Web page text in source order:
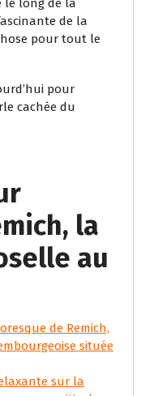
le long de la
de la
pour tout le
pour
cachée du
la
au
de Remich,
située
sur la